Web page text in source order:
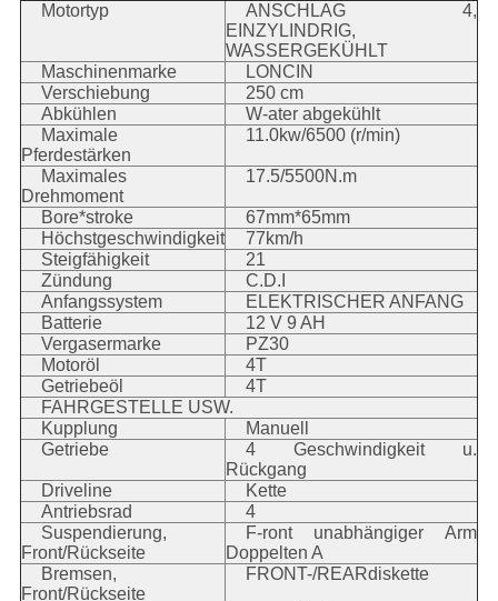
Motortyp
ANSCHLAG 4,
EINZYLINDRIG,
WASSERGEKÜHLT
Maschinenmarke
LONCIN
Verschiebung
250 cm
Abkühlen
W-ater abgekühlt
Maximale
Pferdestärken
11.0kw/6500 (r/min)
Maximales
Drehmoment
17.5/5500N.m
Bore*stroke
67mm*65mm
Höchstgeschwindigkeit
77km/h
Steigfähigkeit
21
Zündung
C.D.I
Anfangssystem
ELEKTRISCHER ANFANG
Batterie
12 V 9 AH
Vergasermarke
PZ30
Motoröl
4T
Getriebeöl
4T
FAHRGESTELLE USW.
Kupplung
Manuell
Getriebe
4 Geschwindigkeit u.
Rückgang
Driveline
Kette
Antriebsrad
4
Suspendierung,
Front/Rückseite
F-ront unabhängiger Arm
Doppelten A
Bremsen,
Front/Rückseite
FRONT-/REARdiskette